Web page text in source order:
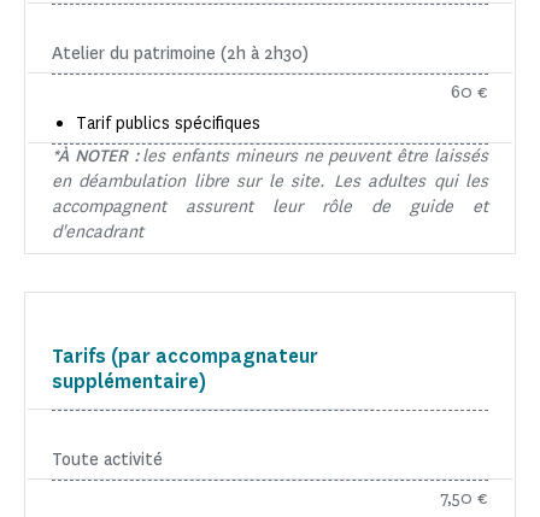
Atelier du patrimoine (2h à 2h30)
Tarif publics spécifiques
60 €
*À NOTER :les enfants mineurs ne peuvent être laissés
en déambulation libre sur le site. Les adultes qui les
accompagnent assurent leur rôle de guide et
d'encadrant
Tarifs (par accompagnateur
supplémentaire)
Toute activité
7,50 €